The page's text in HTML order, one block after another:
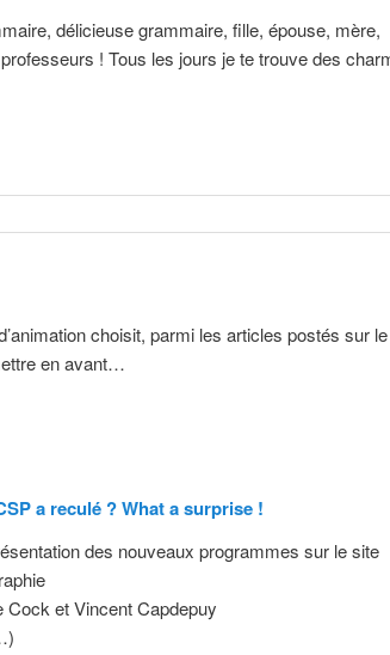
délicieuse grammaire, fille, épouse, mère,
! Tous les jours je te trouve des
choisit, parmi les articles postés sur
en avant…
a reculé ? What a surprise !
des nouveaux programmes sur le site
et Vincent Capdepuy